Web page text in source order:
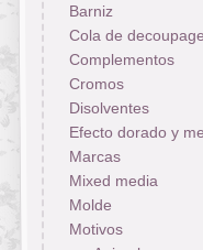
Barniz
Cola de decoupage
Complementos
Cromos
Disolventes
Efecto dorado y
Marcas
Mixed media
Molde
Motivos